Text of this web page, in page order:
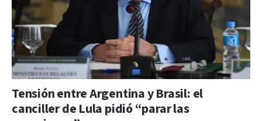
Tensión entre Argentina y Brasil: el
canciller de Lula pidió “parar las